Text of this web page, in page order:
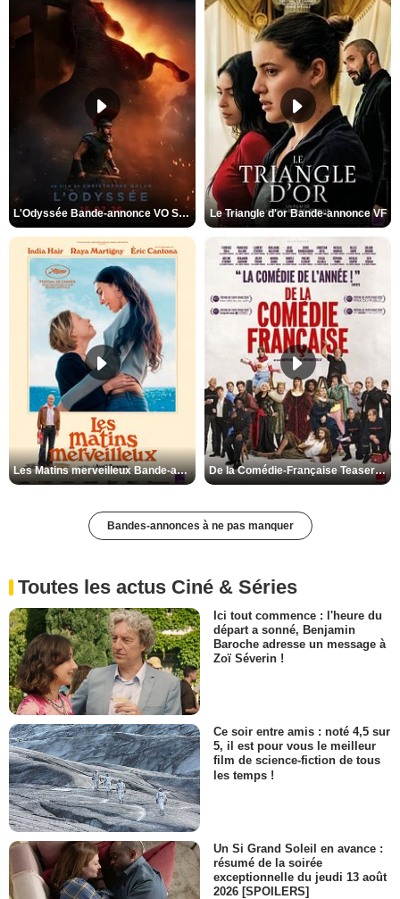
L'Odyssée Bande-annonce VO STFR Le Triangle d'or Bande-annonce VF
Les Matins merveilleux Bande-annonce VF De la Comédie-Française Teaser VF
Bandes-annonces à ne pas manquer
Toutes les actus Ciné & Séries
Ici tout commence : l'heure du
départ a sonné, Benjamin
Baroche adresse un message à
Zoï Séverin !
Ce soir entre amis : noté 4,5 sur
5, il est pour vous le meilleur
film de science-fiction de tous
les temps !
Un Si Grand Soleil en avance :
résumé de la soirée
exceptionnelle du jeudi 13 août
2026 [SPOILERS]